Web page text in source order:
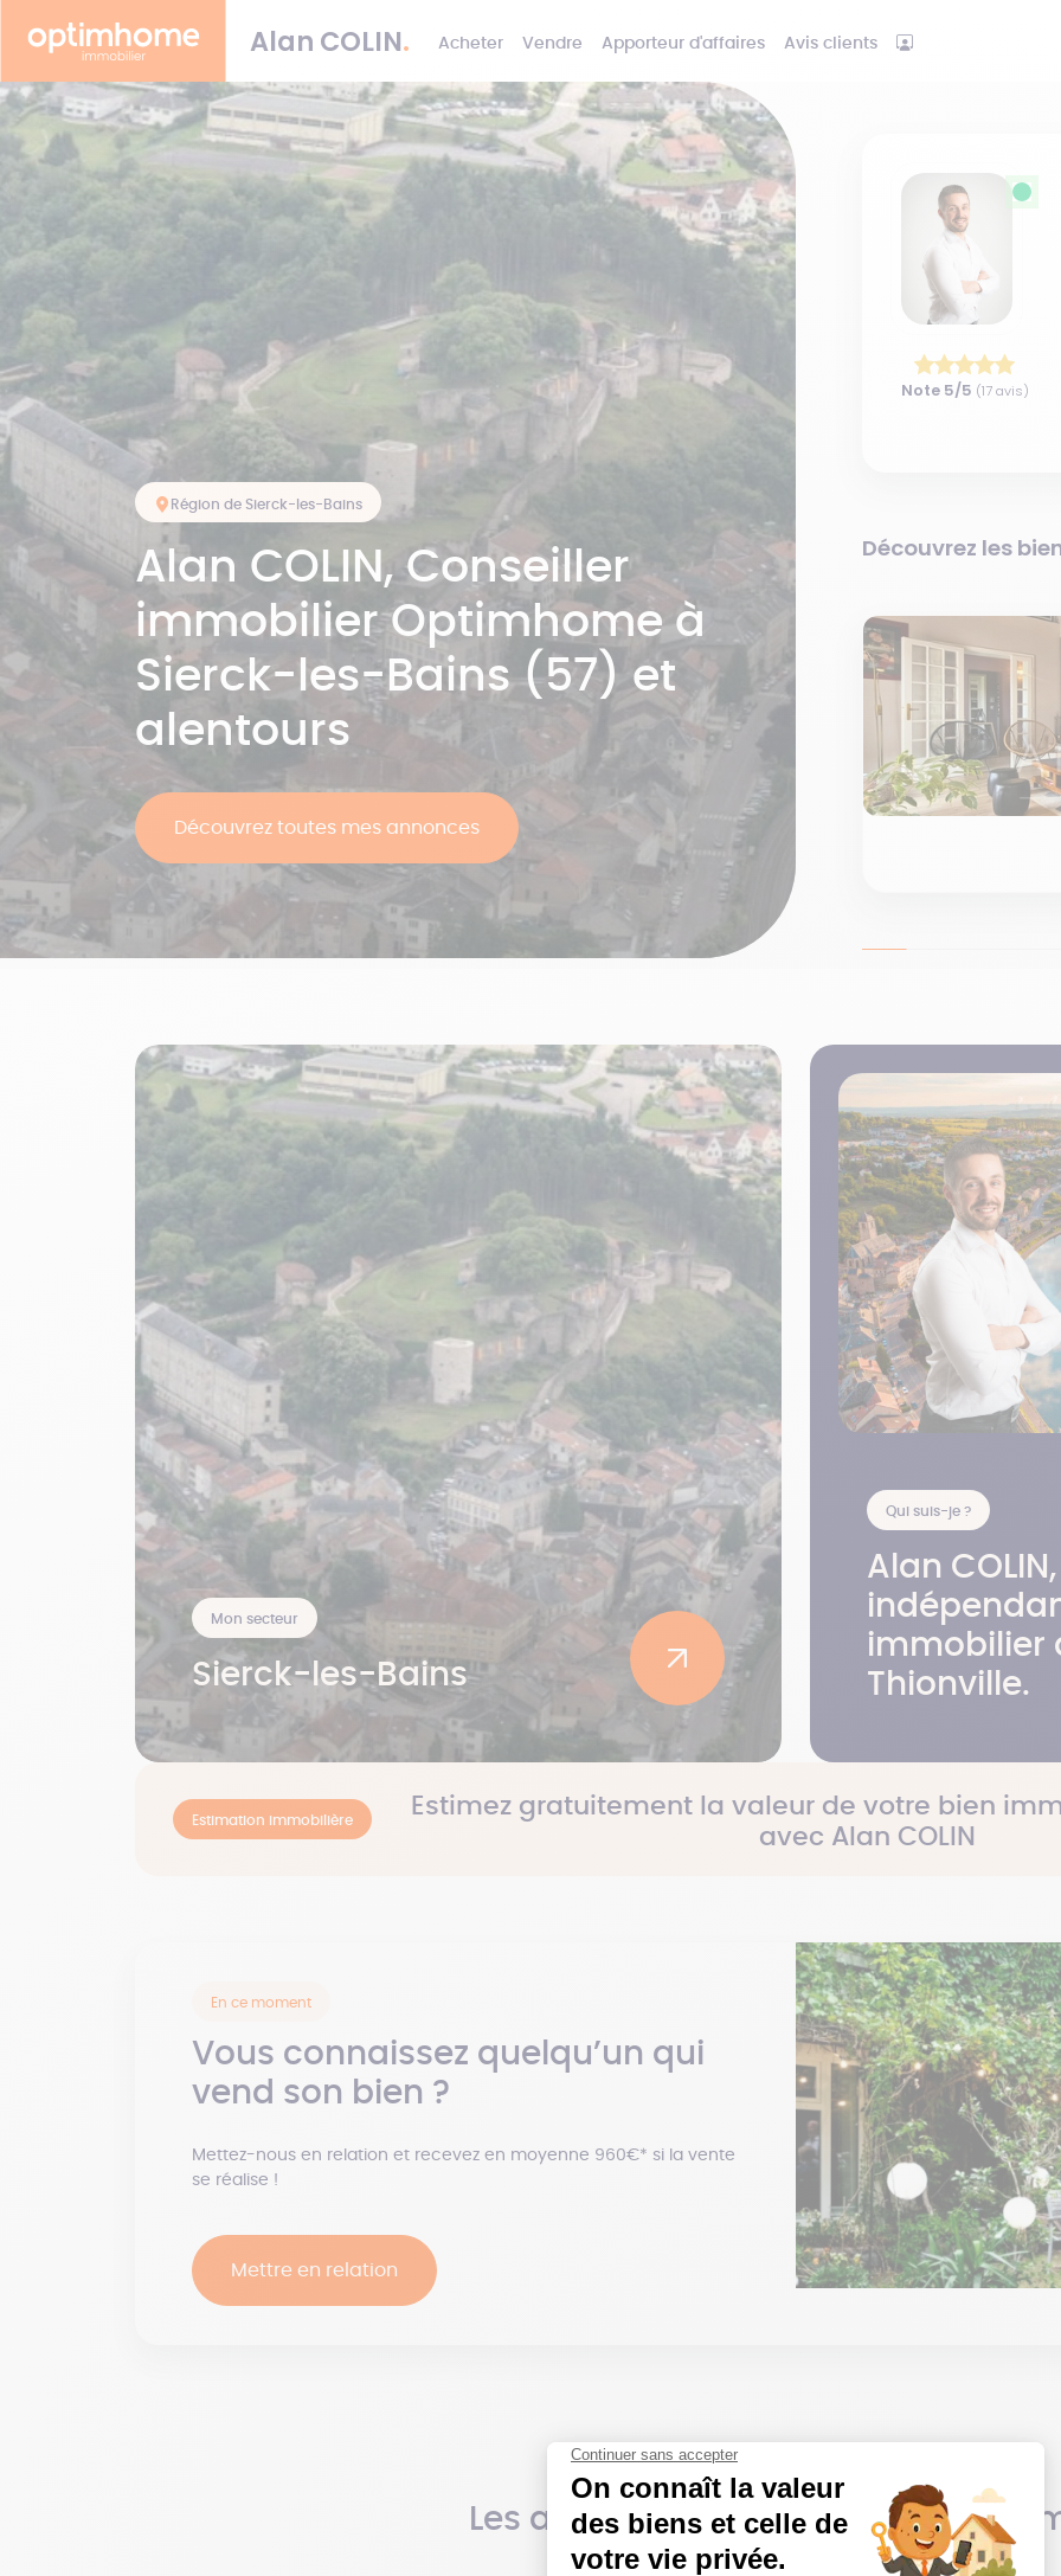
Alan COLIN. Acheter Vendre Apporteur d'affaires Avis clients
Région de Sierck-les-Bains
Alan COLIN , Conseiller
immobilier Optimhome à
Sierck-les-Bains (57) et
alentours
Découvrez toutes mes annonces
Note 5/5 (17avis)
Découvrez les
Mon secteur
Sierck-les-Bains
Qui suis-je ?
Alan
immobilier
Thionville.
Estimation immobilière
Estimez gratuitement la valeur de votre bien
avec Alan COLIN
En ce moment
Vous connaissez quelqu’un qui
vend son bien ?
Mettez-nous en relation et recevez en moyenne 960€* si la vente
se réalise !
Mettre en relation
Les annonces immobilières du